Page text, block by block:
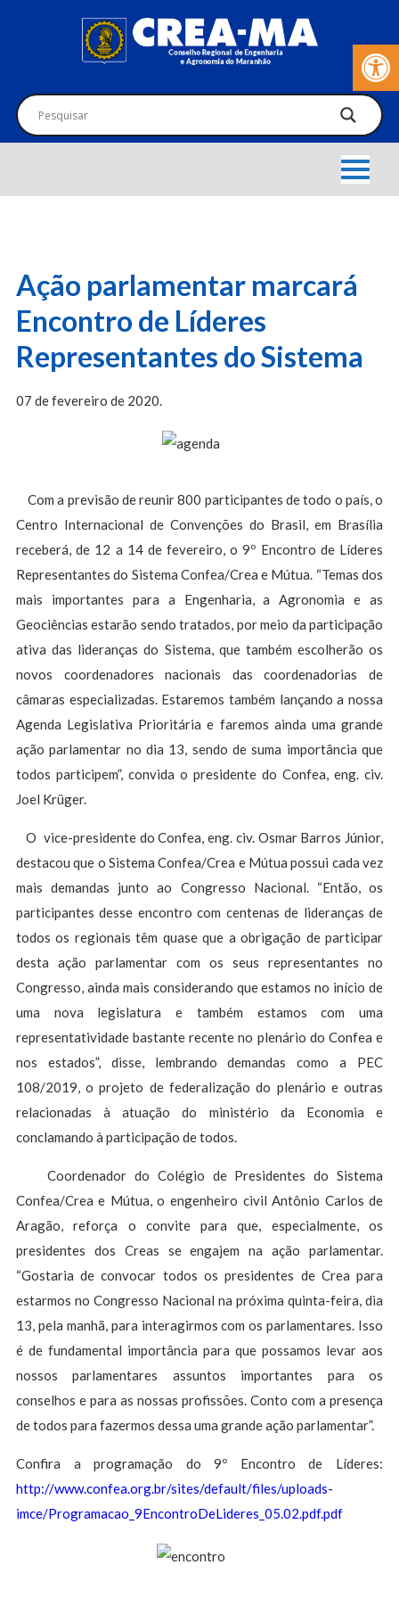
Barra de
Ação parlamentar marcará
Encontro de Líderes
Representantes do Sistema
07 de fevereiro de 2020.
Com a previsão de reunir 800 participantes de todo o país, o
Centro Internacional de Convenções do Brasil, em Brasília
receberá, de 12 a 14 de fevereiro, o 9º Encontro de Líderes
Representantes do Sistema Confea/Crea e Mútua. “Temas dos
mais importantes para a Engenharia, a Agronomia e as
Geociências estarão sendo tratados, por meio da participação
ativa das lideranças do Sistema, que também escolherão os
novos coordenadores nacionais das coordenadorias de
câmaras especializadas. Estaremos também lançando a nossa
Agenda Legislativa Prioritária e faremos ainda uma grande
ação parlamentar no dia 13, sendo de suma importância que
todos participem”, convida o presidente do Confea, eng. civ.
Joel Krüger.
O vice-presidente do Confea, eng. civ. Osmar Barros Júnior,
destacou que o Sistema Confea/Crea e Mútua possui cada vez
mais demandas junto ao Congresso Nacional. “Então, os
participantes desse encontro com centenas de lideranças de
todos os regionais têm quase que a obrigação de participar
desta ação parlamentar com os seus representantes no
Congresso, ainda mais considerando que estamos no início de
uma nova legislatura e também estamos com uma
representatividade bastante recente no plenário do Confea e
nos estados”, disse, lembrando demandas como a PEC
108/2019, o projeto de federalização do plenário e outras
relacionadas à atuação do ministério da Economia e
conclamando à participação de todos.
Coordenador do Colégio de Presidentes do Sistema
Confea/Crea e Mútua, o engenheiro civil Antônio Carlos de
Aragão, reforça o convite para que, especialmente, os
presidentes dos Creas se engajem na ação parlamentar.
“Gostaria de convocar todos os presidentes de Crea para
estarmos no Congresso Nacional na próxima quinta-feira, dia
13, pela manhã, para interagirmos com os parlamentares. Isso
é de fundamental importância para que possamos levar aos
nossos parlamentares assuntos importantes para os
conselhos e para as nossas profissões. Conto com a presença
de todos para fazermos dessa uma grande ação parlamentar”.
Confira a programação do 9º Encontro de Líderes:
http://www.confea.org.br/sites/default/files/uploads-
imce/Programacao_9EncontroDeLideres_05.02.pdf.pdf